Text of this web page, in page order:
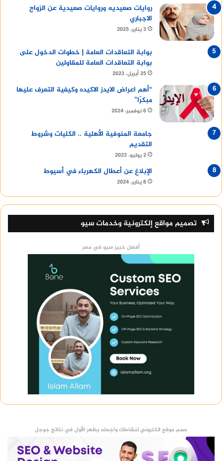
روايات صعيديه وروايات صعيدية عن الزواج
الاجباري
3 يناير، 2025
بوابة التعاقدات العامة | خطوات الدخول على
بوابة التعاقدات العامة للمقاولين
25 أبريل، 2023
“أهم اعراض الايدز الاكيده وكيفية التعرف عليها
مبكرًا”
6 نوفمبر، 2024
جامعة المنوفية الأهلية .. الكليات وشروط
التقديم
2 يوليو، 2023
الإبلاغ عن أعطال الكهرباء في أسيوط
8 يناير، 2024
تصميم مواقع إلكترونية وخدمات سيو
أفضل خبير سيو في مصر
صمم موقع الكتروني لنشاطك واجعله يظهر الأول في نتائج جوجل